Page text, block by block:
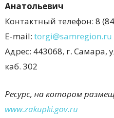
Анатольевич
Контактный телефон: 8
E-mail: torgi@samregion.ru
Адрес: 443068, г. Самара,
каб. 302
Ресурс, на котором
www.zakupki.gov.ru